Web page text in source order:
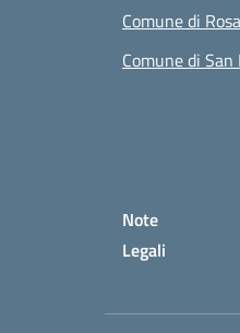
Comune di
Comune di
Note
Legali